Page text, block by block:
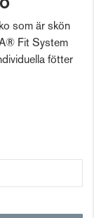
som är skön
Fit System
fötter